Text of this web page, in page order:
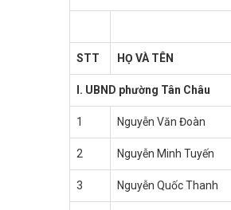
STT HỌ VÀ TÊN
I. UBND phường Tân Châu
1 Nguyễn Văn Đoàn
2 Nguyễn Minh Tuyến
3 Nguyễn Quốc Thanh